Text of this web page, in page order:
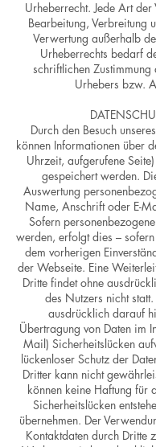
Urheberrecht. Jede Art
Bearbeitung, Verbreitung
Verwertung außerhalb
Urheberrechts bedarf
schriftlichen
Urhebers bzw.
Durch den Besuch
können Informationen über
Uhrzeit, aufgerufene
gespeichert werden.
Auswertung
Name, Anschrift oder E-
Sofern
werden, erfolgt dies –
dem vorherigen
der Webseite. Eine
Dritte findet ohne
des Nutzers nicht
ausdrücklich darauf
Übertragung von Daten im
Mail) Sicherheitslücken
lückenloser Schutz der
Dritter kann nicht
können keine Haftung für
Sicherheitslücken
übernehmen. Der
Kontaktdaten durch Dritte